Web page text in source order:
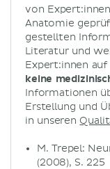
von
Anatomie
gestellten
Literatur und
Expert:innen
keine
Informationen
Erstellung und
in unseren
M. Trepel:
(2008), S. 225